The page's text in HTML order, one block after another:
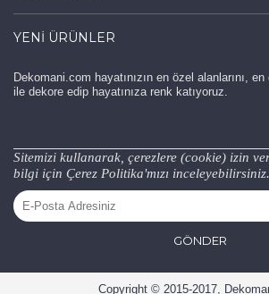
YENI ÜRÜNLER
Dekomani.com hayatınızın en özel alanlarını,
ile dekore edip hayatınıza renk katıyoruz.
Sitemizi kullanarak, çerezlere (cookie) izin
bilgi için Çerez Politika'mızı inceleyebilirsiniz.
GÖNDER
Copyright © 2015-2017,